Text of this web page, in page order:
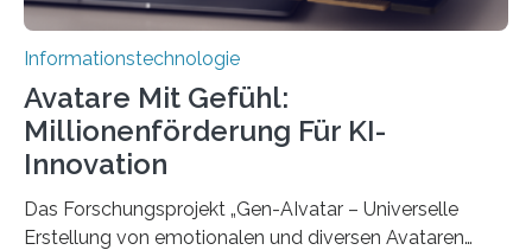
Informationstechnologie
Avatare Mit Gefühl:
Millionenförderung Für KI-
Innovation
Das Forschungsprojekt „Gen-AIvatar – Universelle
Erstellung von emotionalen und diversen Avataren